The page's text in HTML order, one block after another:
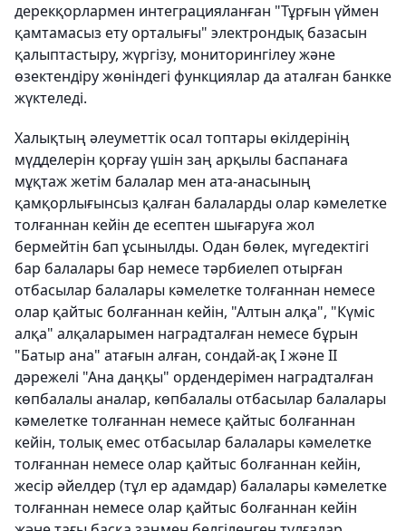
дерекқорлармен интеграцияланған "Тұрғын үймен
қамтамасыз ету орталығы" электрондық базасын
қалыптастыру, жүргізу, мониторингілеу және
өзектендіру жөніндегі функциялар да аталған банкке
жүктеледі.
Халықтың әлеуметтік осал топтары өкілдерінің
мүдделерін қорғау үшін заң арқылы баспанаға
мұқтаж жетім балалар мен ата-анасының
қамқорлығынсыз қалған балаларды олар кәмелетке
толғаннан кейін де есептен шығаруға жол
бермейтін бап ұсынылды. Одан бөлек, мүгедектігі
бар балалары бар немесе тәрбиелеп отырған
отбасылар балалары кәмелетке толғаннан немесе
олар қайтыс болғаннан кейін, "Алтын алқа", "Күміс
алқа" алқаларымен наградталған немесе бұрын
"Батыр ана" атағын алған, сондай-ақ I және II
дәрежелі "Ана даңқы" ордендерімен наградталған
көпбалалы аналар, көпбалалы отбасылар балалары
кәмелетке толғаннан немесе қайтыс болғаннан
кейін, толық емес отбасылар балалары кәмелетке
толғаннан немесе олар қайтыс болғаннан кейін,
жесір әйелдер (тұл ер адамдар) балалары кәмелетке
толғаннан немесе олар қайтыс болғаннан кейін